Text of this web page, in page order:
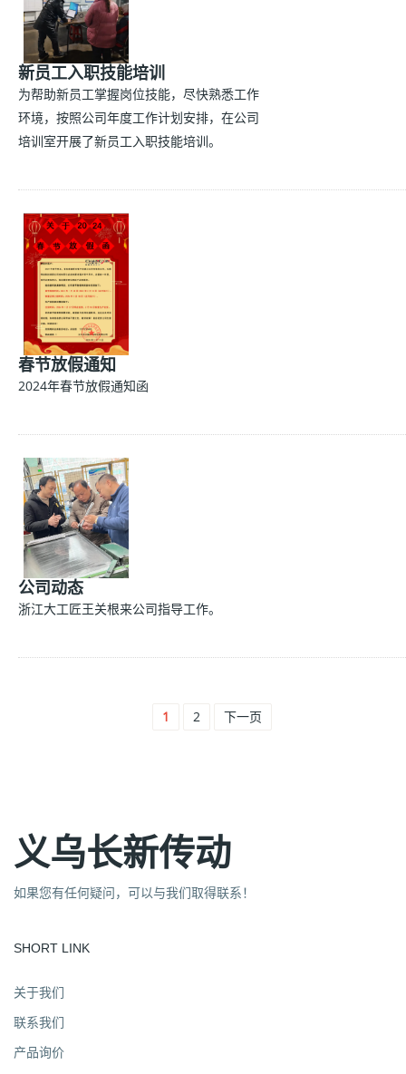
新员工入职技能培训
为帮助新员工掌握岗位技能，尽快熟悉工作
环境，按照公司年度工作计划安排，在公司
培训室开展了新员工入职技能培训。
春节放假通知
2024年春节放假通知函
公司动态
浙江大工匠王关根来公司指导工作。
1 2 下一页
义乌长新传动
如果您有任何疑问，可以与我们取得联系！
SHORT LINK
关于我们
联系我们
产品询价